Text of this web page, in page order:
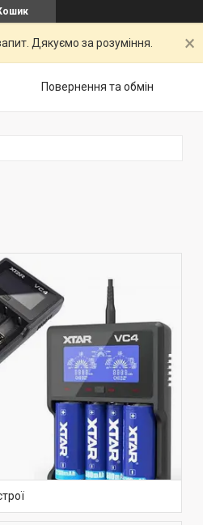
Дякуємо за розуміння.
Повернення та обмін